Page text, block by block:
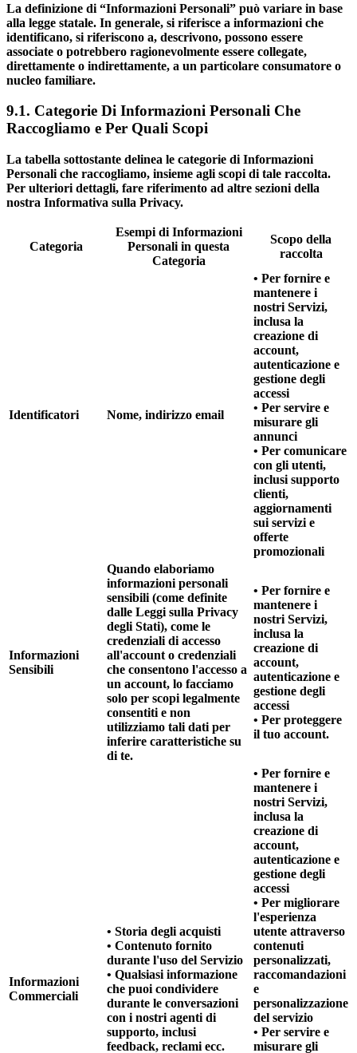
La definizione di “Informazioni Personali” può variare in base
alla legge statale. In generale, si riferisce a informazioni che
identificano, si riferiscono a, descrivono, possono essere
associate o potrebbero ragionevolmente essere collegate,
direttamente o indirettamente, a un particolare consumatore o
nucleo familiare.
9.1. Categorie Di Informazioni Personali Che
Raccogliamo e Per Quali Scopi
La tabella sottostante delinea le categorie di Informazioni
Personali che raccogliamo, insieme agli scopi di tale raccolta.
Per ulteriori dettagli, fare riferimento ad altre sezioni della
nostra Informativa sulla Privacy.
Categoria
Esempi di Informazioni
Personali in questa
Categoria
Scopo della
raccolta
Identificatori Nome, indirizzo email
• Per fornire e
mantenere i
nostri Servizi,
inclusa la
creazione di
account,
autenticazione e
gestione degli
accessi
• Per servire e
misurare gli
annunci
• Per comunicare
con gli utenti,
inclusi supporto
clienti,
aggiornamenti
sui servizi e
offerte
promozionali
Informazioni
Sensibili
Quando elaboriamo
informazioni personali
sensibili (come definite
dalle Leggi sulla Privacy
degli Stati), come le
credenziali di accesso
all'account o credenziali
che consentono l'accesso a
un account, lo facciamo
solo per scopi legalmente
consentiti e non
utilizziamo tali dati per
inferire caratteristiche su
di te.
• Per fornire e
mantenere i
nostri Servizi,
inclusa la
creazione di
account,
autenticazione e
gestione degli
accessi
• Per proteggere
il tuo account.
Informazioni
Commerciali
• Storia degli acquisti
• Contenuto fornito
durante l'uso del Servizio
• Qualsiasi informazione
che puoi condividere
durante le conversazioni
con i nostri agenti di
supporto, inclusi
feedback, reclami ecc.
• Per fornire e
mantenere i
nostri Servizi,
inclusa la
creazione di
account,
autenticazione e
gestione degli
accessi
• Per migliorare
l'esperienza
utente attraverso
contenuti
personalizzati,
raccomandazioni
e
personalizzazione
del servizio
• Per servire e
misurare gli